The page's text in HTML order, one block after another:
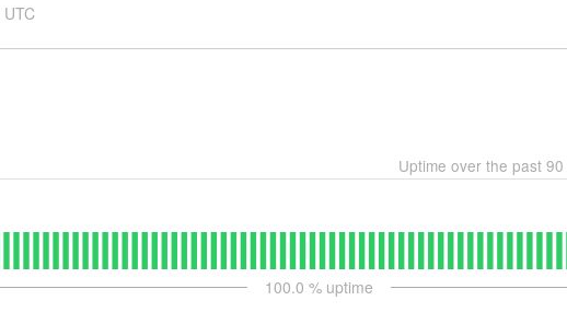
UTC
Uptime over the past 90
100.0 % uptime